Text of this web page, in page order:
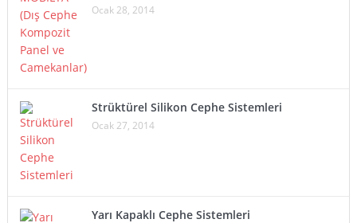
Ocak 28, 2014
Strüktürel Silikon Cephe Sistemleri
Ocak 27, 2014
Yarı Kapaklı Cephe Sistemleri